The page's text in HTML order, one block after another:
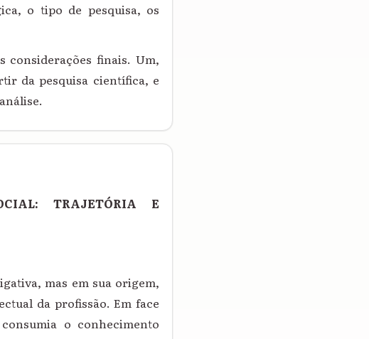
o tipo de pesquisa, os
considerações finais. Um,
da pesquisa científica, e
TRAJETÓRIA E
mas em sua origem,
da profissão. Em face
o conhecimento